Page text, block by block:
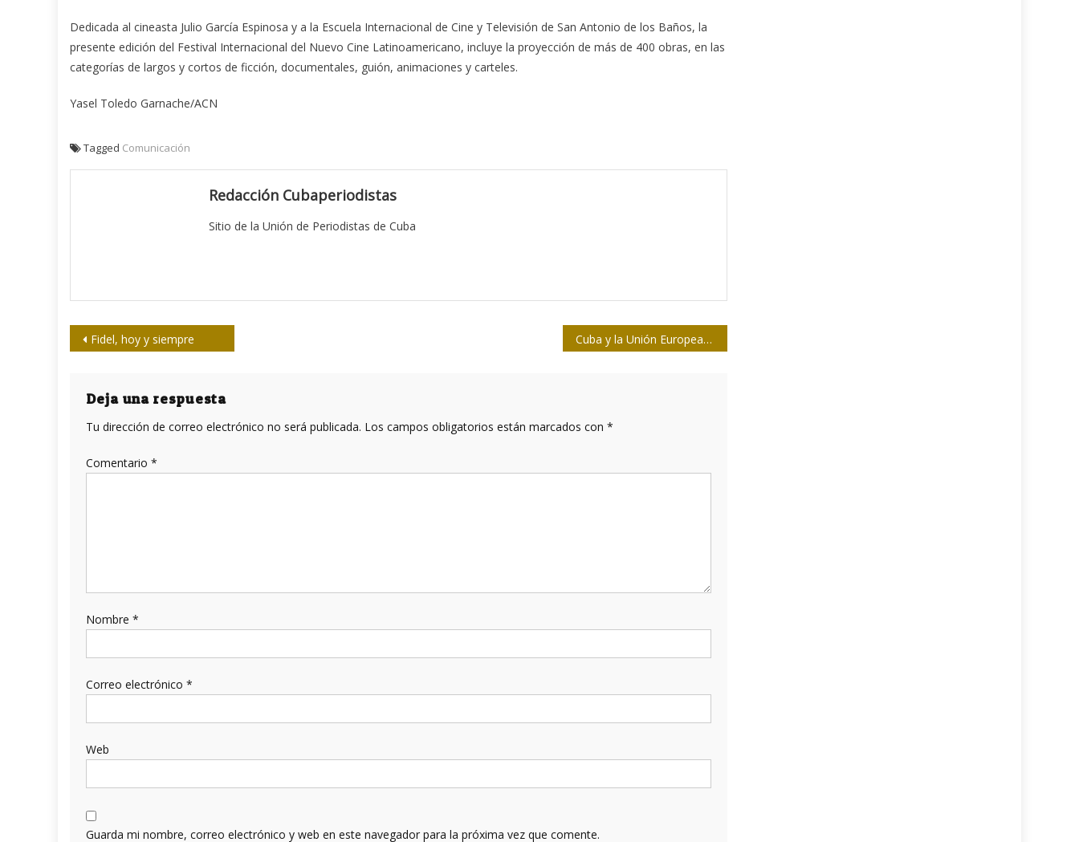
Dedicada al cineasta Julio García Espinosa y a la Escuela Internacional de Cine y Televisión de San Antonio de los Baños, la
presente edición del Festival Internacional del Nuevo Cine Latinoamericano, incluye la proyección de más de 400 obras, en las
categorías de largos y cortos de ficción, documentales, guión, animaciones y carteles.
Yasel Toledo Garnache/ACN
Tagged Comunicación
Redacción Cubaperiodistas
Sitio de la Unión de Periodistas de Cuba
Navegación
entradas
Fidel, hoy y siempre Cuba y la Unión Europea suscribieron acuerdo que sepultó la Posición Común
Deja una respuesta
Tu dirección de correo electrónico no será publicada. Los campos obligatorios están marcados con *
Comentario *
Nombre *
Correo electrónico *
Web
Guarda mi nombre, correo electrónico y web en este navegador para la próxima vez que comente.